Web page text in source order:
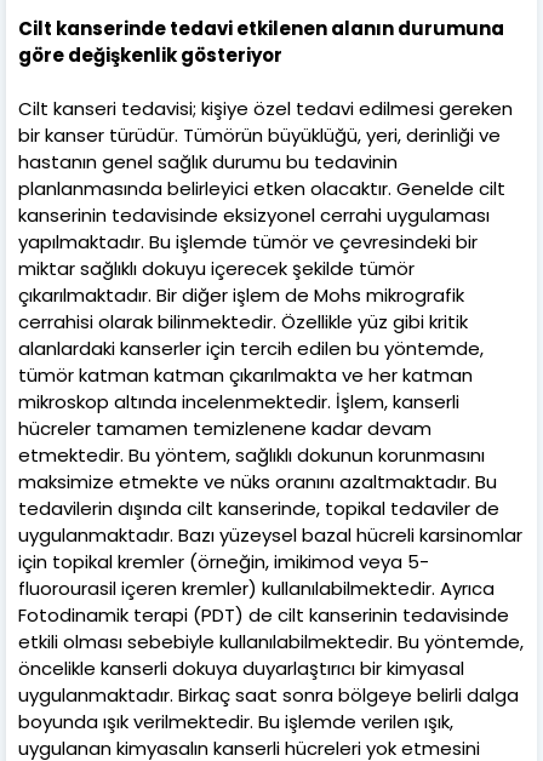
Cilt kanserinde tedavi etkilenen alanın durumuna
göre değişkenlik gösteriyor
Cilt kanseri tedavisi; kişiye özel tedavi edilmesi gereken
bir kanser türüdür. Tümörün büyüklüğü, yeri, derinliği ve
hastanın genel sağlık durumu bu tedavinin
planlanmasında belirleyici etken olacaktır. Genelde cilt
kanserinin tedavisinde eksizyonel cerrahi uygulaması
yapılmaktadır. Bu işlemde tümör ve çevresindeki bir
miktar sağlıklı dokuyu içerecek şekilde tümör
çıkarılmaktadır. Bir diğer işlem de Mohs mikrografik
cerrahisi olarak bilinmektedir. Özellikle yüz gibi kritik
alanlardaki kanserler için tercih edilen bu yöntemde,
tümör katman katman çıkarılmakta ve her katman
mikroskop altında incelenmektedir. İşlem, kanserli
hücreler tamamen temizlenene kadar devam
etmektedir. Bu yöntem, sağlıklı dokunun korunmasını
maksimize etmekte ve nüks oranını azaltmaktadır. Bu
tedavilerin dışında cilt kanserinde, topikal tedaviler de
uygulanmaktadır. Bazı yüzeysel bazal hücreli karsinomlar
için topikal kremler (örneğin, imikimod veya 5-
fluorourasil içeren kremler) kullanılabilmektedir. Ayrıca
Fotodinamik terapi (PDT) de cilt kanserinin tedavisinde
etkili olması sebebiyle kullanılabilmektedir. Bu yöntemde,
öncelikle kanserli dokuya duyarlaştırıcı bir kimyasal
uygulanmaktadır. Birkaç saat sonra bölgeye belirli dalga
boyunda ışık verilmektedir. Bu işlemde verilen ışık,
uygulanan kimyasalın kanserli hücreleri yok etmesini